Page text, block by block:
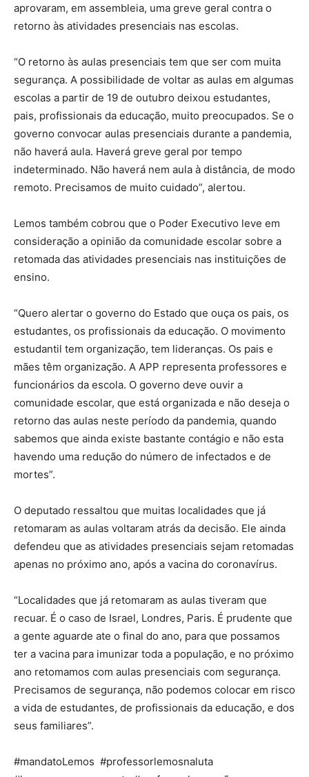
aprovaram, em assembleia, uma greve geral contra o
retorno às atividades presenciais nas escolas.
“O retorno às aulas presenciais tem que ser com muita
segurança. A possibilidade de voltar as aulas em algumas
escolas a partir de 19 de outubro deixou estudantes,
pais, profissionais da educação, muito preocupados. Se o
governo convocar aulas presenciais durante a pandemia,
não haverá aula. Haverá greve geral por tempo
indeterminado. Não haverá nem aula à distância, de modo
remoto. Precisamos de muito cuidado”, alertou.
Lemos também cobrou que o Poder Executivo leve em
consideração a opinião da comunidade escolar sobre a
retomada das atividades presenciais nas instituições de
ensino.
“Quero alertar o governo do Estado que ouça os pais, os
estudantes, os profissionais da educação. O movimento
estudantil tem organização, tem lideranças. Os pais e
mães têm organização. A APP representa professores e
funcionários da escola. O governo deve ouvir a
comunidade escolar, que está organizada e não deseja o
retorno das aulas neste período da pandemia, quando
sabemos que ainda existe bastante contágio e não esta
havendo uma redução do número de infectados e de
mortes”.
O deputado ressaltou que muitas localidades que já
retomaram as aulas voltaram atrás da decisão. Ele ainda
defendeu que as atividades presenciais sejam retomadas
apenas no próximo ano, após a vacina do coronavírus.
“Localidades que já retomaram as aulas tiveram que
recuar. É o caso de Israel, Londres, Paris. É prudente que
a gente aguarde ate o final do ano, para que possamos
ter a vacina para imunizar toda a população, e no próximo
ano retomamos com aulas presenciais com segurança.
Precisamos de segurança, não podemos colocar em risco
a vida de estudantes, de profissionais da educação, e dos
seus familiares”.
#mandatoLemos #professorlemosnaluta